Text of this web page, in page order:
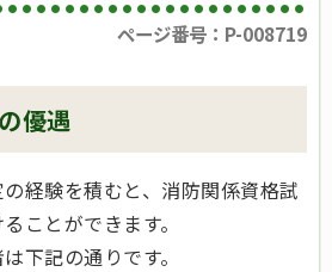
ページ番号：P-008719
優遇
経験を積むと、消防関係資格試
ことができます。
下記の通りです。